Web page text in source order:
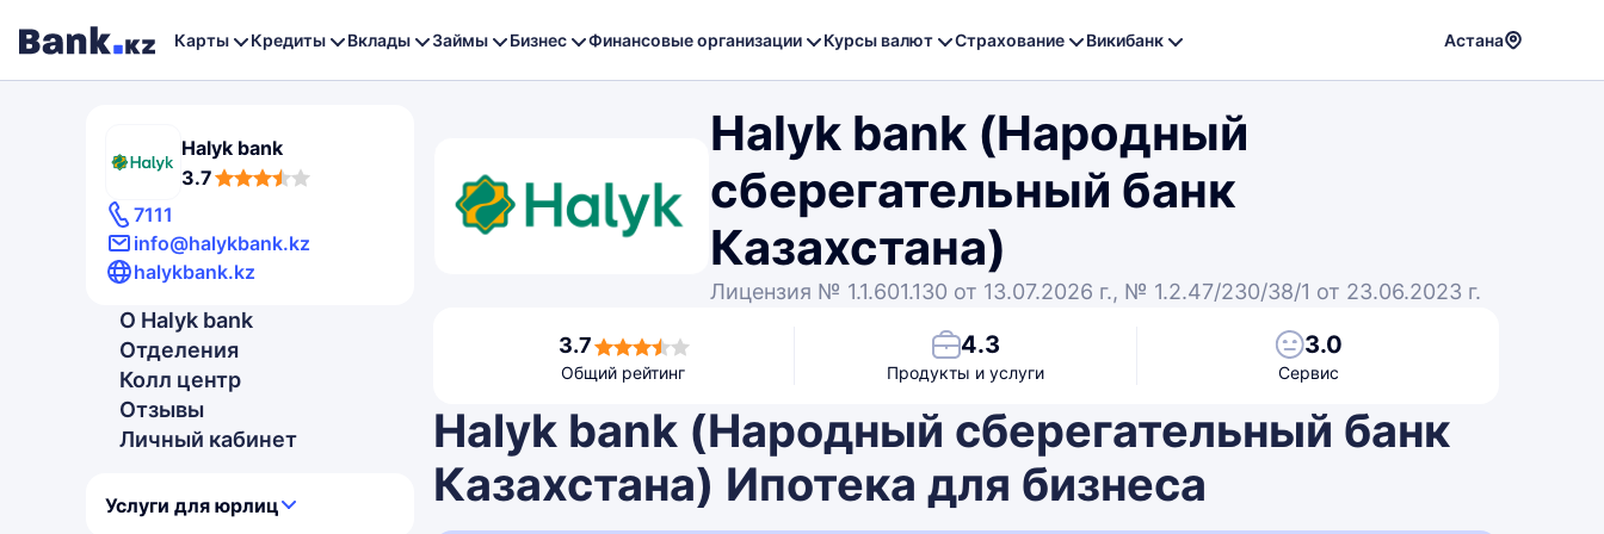
Карты Кредиты Вклады Займы Бизнес Финансовые организации Курсы валют Страхование Викибанк Астана
Halyk bank
3.7
7111
info@halykbank.kz
halykbank.kz
О Halyk bank
Отделения
Колл центр
Отзывы
Личный кабинет
Услуги для юрлиц
Halyk bank (Народный
сберегательный банк
Казахстана)
Лицензия № 1.1.601.130 от 13.07.2026 г., № 1.2.47/230/38/1 от 23.06.2023 г.
3.7
Общий рейтинг
4.3
Продукты и услуги
3.0
Сервис
Halyk bank (Народный сберегательный банк
Казахстана) Ипотека для бизнеса